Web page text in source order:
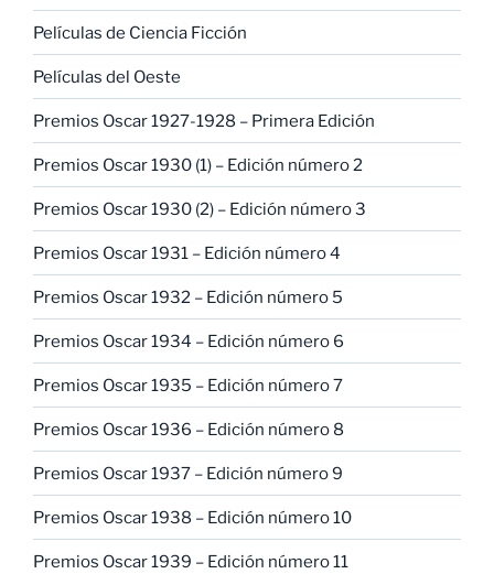
Películas de Ciencia Ficción
Películas del Oeste
Premios Oscar 1927-1928 – Primera Edición
Premios Oscar 1930 (1) – Edición número 2
Premios Oscar 1930 (2) – Edición número 3
Premios Oscar 1931 – Edición número 4
Premios Oscar 1932 – Edición número 5
Premios Oscar 1934 – Edición número 6
Premios Oscar 1935 – Edición número 7
Premios Oscar 1936 – Edición número 8
Premios Oscar 1937 – Edición número 9
Premios Oscar 1938 – Edición número 10
Premios Oscar 1939 – Edición número 11